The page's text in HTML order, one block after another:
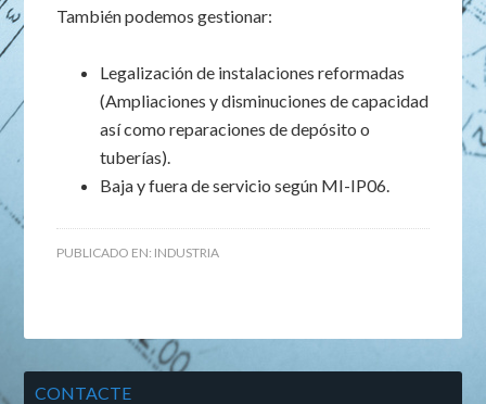
También podemos gestionar:
Legalización de instalaciones reformadas
(Ampliaciones y disminuciones de capacidad
así como reparaciones de depósito o
tuberías).
Baja y fuera de servicio según MI-IP06.
PUBLICADO EN: INDUSTRIA
CONTACTE